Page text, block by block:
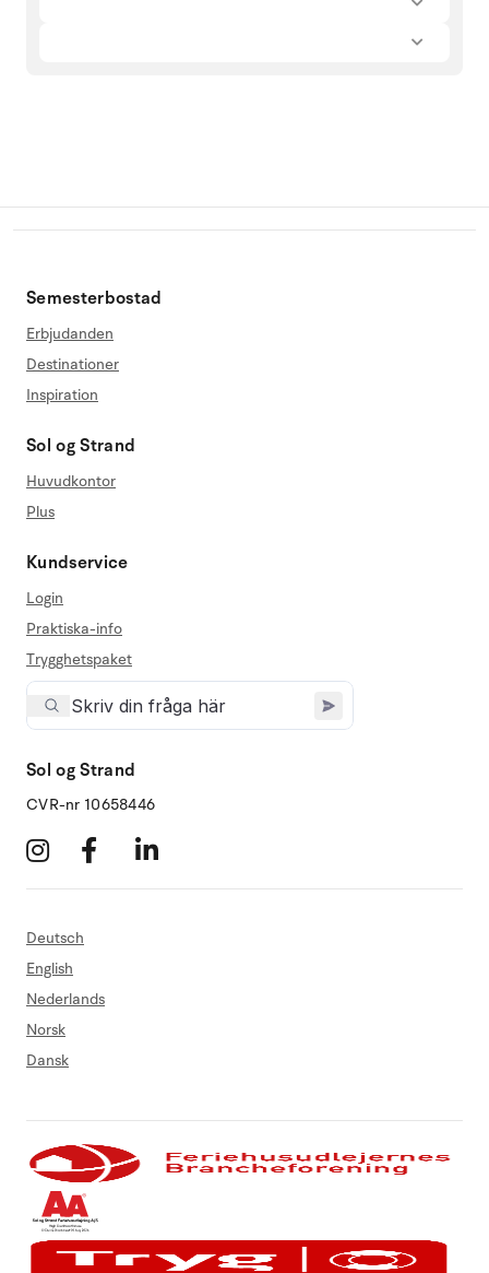
Semesterbostad
Erbjudanden
Destinationer
Inspiration
Sol og Strand
Huvudkontor
Plus
Kundservice
Login
Praktiska-info
Trygghetspaket
Sol og Strand
CVR-nr 10658446
Deutsch
English
Nederlands
Norsk
Dansk